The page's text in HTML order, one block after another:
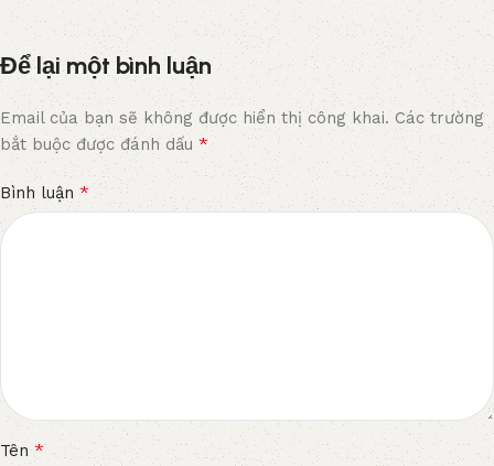
Để lại một bình luận
Email của bạn sẽ không được hiển thị công khai. Các trường
bắt buộc được đánh dấu *
Bình luận *
Tên*